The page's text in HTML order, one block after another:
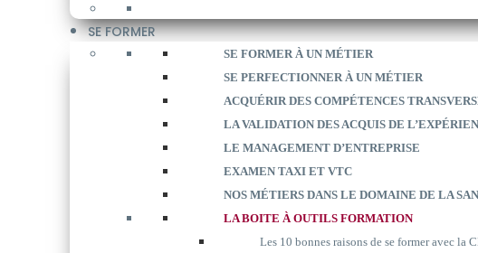
SE FORMER
SE FORMER À UN MÉTIER
SE PERFECTIONNER À UN MÉTIER
ACQUÉRIR DES COMPÉTENCES
LA VALIDATION DES ACQUIS DE
LE MANAGEMENT D’ENTREPRISE
EXAMEN TAXI ET VTC
NOS MÉTIERS DANS LE DOMAINE DE LA
LA BOITE À OUTILS FORMATION
Les 10 bonnes raisons de se former avec la